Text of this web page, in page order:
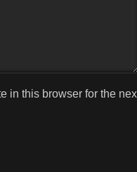
in this browser for the